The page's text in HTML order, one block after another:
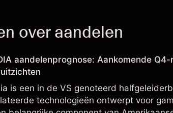
over aandelen
aandelenprognose: Aankomende
is een in de VS genoteerd
technologieën ontwerpt voor